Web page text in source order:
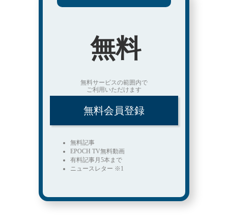
無料
無料サービスの範囲内で
ご利用いただけます
無料会員登録
無料記事
EPOCH TV無料動画
有料記事月5本まで
ニュースレター ※1